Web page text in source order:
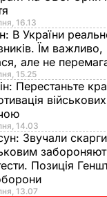
16.13
В України
Їм
але не
15.25
Перестаньте
14.03
Звучали
Позиція
13.07